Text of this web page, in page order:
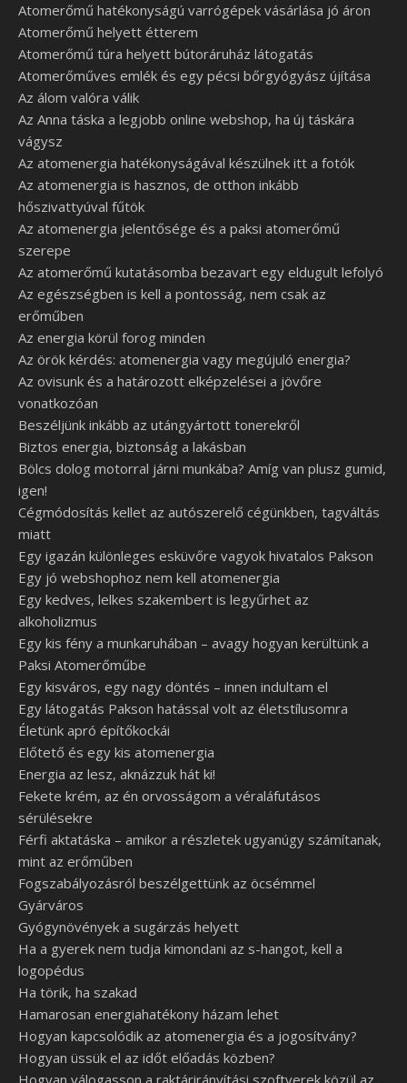
Atomerőmű hatékonyságú varrógépek vásárlása jó áron
Atomerőmű helyett étterem
Atomerőmű túra helyett bútoráruház látogatás
Atomerőműves emlék és egy pécsi bőrgyógyász újítása
Az álom valóra válik
Az Anna táska a legjobb online webshop, ha új táskára
vágysz
Az atomenergia hatékonyságával készülnek itt a fotók
Az atomenergia is hasznos, de otthon inkább
hőszivattyúval fűtök
Az atomenergia jelentősége és a paksi atomerőmű
szerepe
Az atomerőmű kutatásomba bezavart egy eldugult lefolyó
Az egészségben is kell a pontosság, nem csak az
erőműben
Az energia körül forog minden
Az örök kérdés: atomenergia vagy megújuló energia?
Az ovisunk és a határozott elképzelései a jövőre
vonatkozóan
Beszéljünk inkább az utángyártott tonerekről
Biztos energia, biztonság a lakásban
Bölcs dolog motorral járni munkába? Amíg van plusz gumid,
igen!
Cégmódosítás kellet az autószerelő cégünkben, tagváltás
miatt
Egy igazán különleges esküvőre vagyok hivatalos Pakson
Egy jó webshophoz nem kell atomenergia
Egy kedves, lelkes szakembert is legyűrhet az
alkoholizmus
Egy kis fény a munkaruhában – avagy hogyan kerültünk a
Paksi Atomerőműbe
Egy kisváros, egy nagy döntés – innen indultam el
Egy látogatás Pakson hatással volt az életstílusomra
Életünk apró építőkockái
Előtető és egy kis atomenergia
Energia az lesz, aknázzuk hát ki!
Fekete krém, az én orvosságom a véraláfutásos
sérülésekre
Férfi aktatáska – amikor a részletek ugyanúgy számítanak,
mint az erőműben
Fogszabályozásról beszélgettünk az öcsémmel
Gyárváros
Gyógynövények a sugárzás helyett
Ha a gyerek nem tudja kimondani az s-hangot, kell a
logopédus
Ha törik, ha szakad
Hamarosan energiahatékony házam lehet
Hogyan kapcsolódik az atomenergia és a jogosítvány?
Hogyan üssük el az időt előadás közben?
Hogyan válogasson a raktárirányítási szoftverek közül az